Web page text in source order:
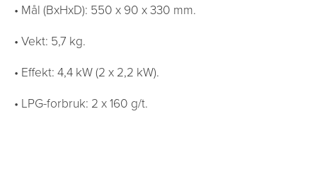
• Mål (BxHxD): 550 x 90 x 330 mm.
• Vekt: 5,7 kg.
• Effekt: 4,4 kW (2 x 2,2 kW).
• LPG-forbruk: 2 x 160 g/t.